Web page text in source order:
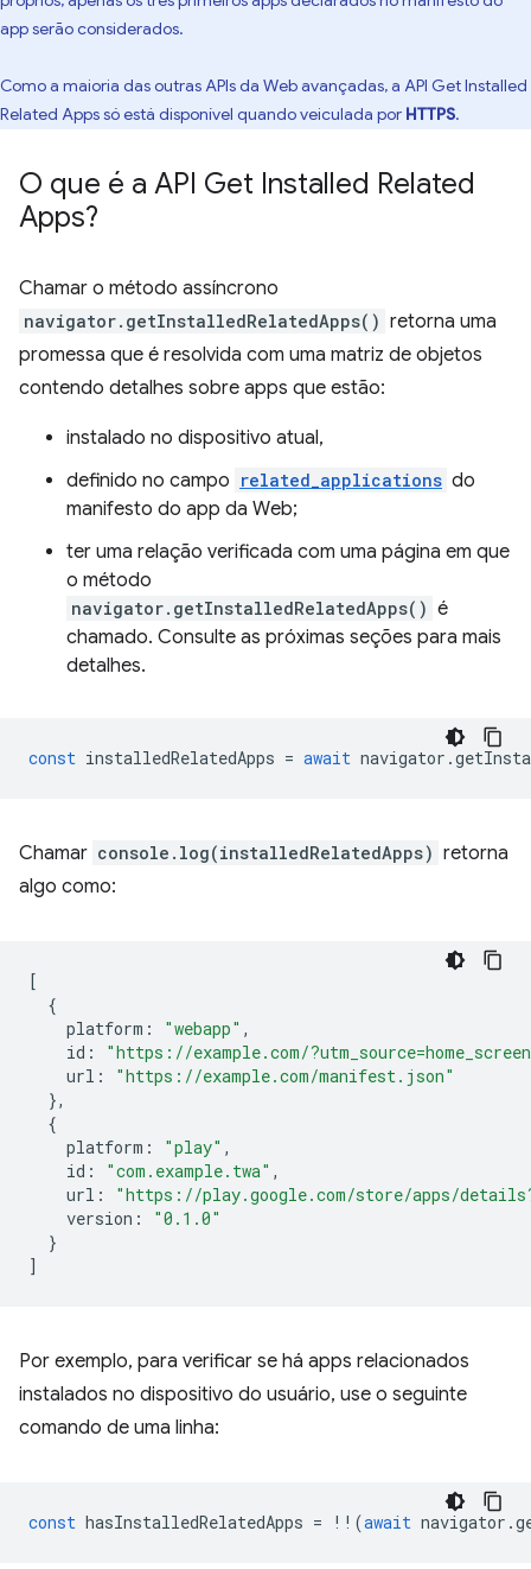
app serão considerados.
Como a maioria das outras APIs da Web avançadas, a API Get Installed
Related Apps só está disponível quando veiculada por HTTPS.
O que é a API Get Installed Related
Apps?
Chamar o método assíncrono
navigator.getInstalledRelatedApps() retorna uma
promessa que é resolvida com uma matriz de objetos
contendo detalhes sobre apps que estão:
instalado no dispositivo atual,
definido no campo related_applications do
manifesto do app da Web;
ter uma relação verificada com uma página em que
o método
navigator.getInstalledRelatedApps() é
chamado. Consulte as próximas seções para mais
detalhes.
const installedRelatedApps = await navigator .
Chamar console.log(installedRelatedApps) retorna
algo como:
[
{
platform : "webapp" ,
id :
"https://example.com/
url :
"https://example.com/manifest.json"
},
{
platform : "play" ,
id : "com.example.twa" ,
url :
"https://play.google.com/store/apps/
version :
"0.1.0"
}
]
Por exemplo, para verificar se há apps relacionados
instalados no dispositivo do usuário, use o seguinte
comando de uma linha:
const hasInstalledRelatedApps = !! (await navigator .